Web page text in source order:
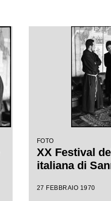
FOTO
XX Festival
italiana di
27 FEBBRAIO 1970